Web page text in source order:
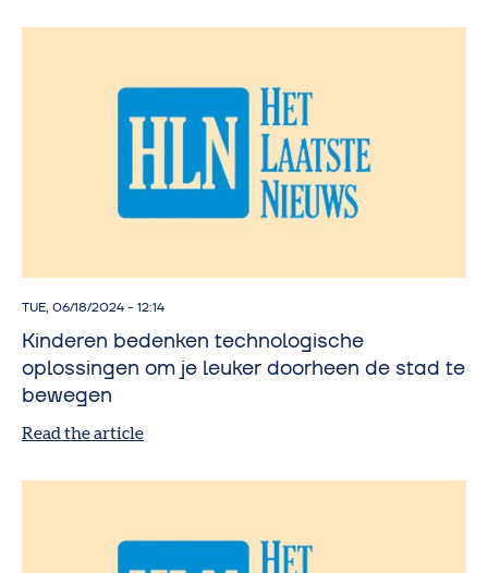
TUE, 06/18/2024 - 12:14
Kinderen bedenken technologische
oplossingen om je leuker doorheen de stad te
bewegen
Read the article